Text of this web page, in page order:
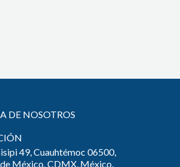
DE NOSOTROS
49, Cuauhtémoc 06500,
México, CDMX, México.